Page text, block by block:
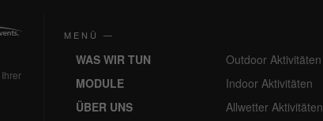
MENÜ —
WAS WIR TUN
MODULE
ÜBER UNS
Outdoor Aktivitäten
Indoor Aktivitäten
Allwetter Aktivitäten